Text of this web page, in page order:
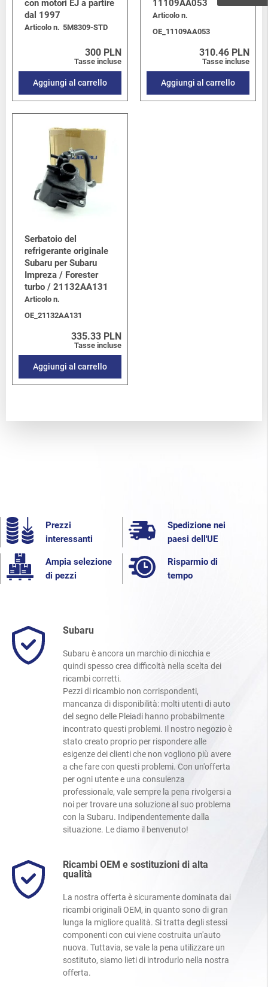
con motori EJ a partire
dal 1997
Articolo n. 5M8309-STD
300 PLN
Tasse incluse
Aggiungi al carrello
11109AA053
Articolo n.
OE_11109AA053
310.46 PLN
Tasse incluse
Aggiungi al carrello
Serbatoio del
refrigerante originale
Subaru per Subaru
Impreza / Forester
turbo / 21132AA131
Articolo n.
OE_21132AA131
335.33 PLN
Tasse incluse
Aggiungi al carrello
Prezzi
interessanti
Spedizione nei
paesi dell'UE
Ampia selezione
di pezzi
Risparmio di
tempo
Subaru
Subaru è ancora un marchio di nicchia e
quindi spesso crea difficoltà nella scelta dei
ricambi corretti.
Pezzi di ricambio non corrispondenti,
mancanza di disponibilità: molti utenti di auto
del segno delle Pleiadi hanno probabilmente
incontrato questi problemi. Il nostro negozio è
stato creato proprio per rispondere alle
esigenze dei clienti che non vogliono più avere
a che fare con questi problemi. Con un'offerta
per ogni utente e una consulenza
professionale, vale sempre la pena rivolgersi a
noi per trovare una soluzione al suo problema
con la Subaru. Indipendentemente dalla
situazione. Le diamo il benvenuto!
Ricambi OEM e sostituzioni di alta
qualità
La nostra offerta è sicuramente dominata dai
ricambi originali OEM, in quanto sono di gran
lunga la migliore qualità. Si tratta degli stessi
componenti con cui viene costruita un'auto
nuova. Tuttavia, se vale la pena utilizzare un
sostituto, siamo lieti di introdurlo nella nostra
offerta.